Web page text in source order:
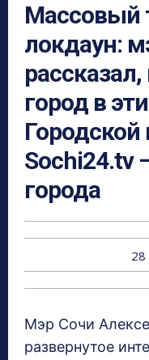
Массовый
локдаун:
город в
Городской
Sochi24.tv
города
28
Мэр Сочи
развернутое